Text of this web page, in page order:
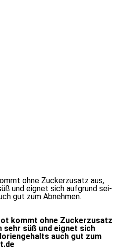
oh­ne Zuckerzusatz aus,
und eig­net sich auf­grund sei­
gut zum Abnehmen.